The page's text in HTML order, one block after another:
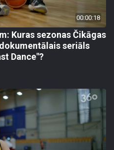
00:00:18
Kuras sezonas Čikāgas
seriāls
Dance"?